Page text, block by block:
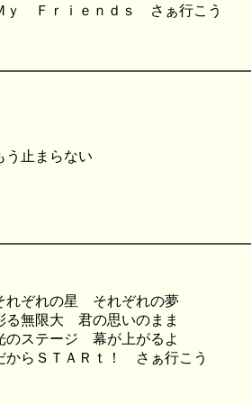
ｙ Ｆｒｉｅｎｄｓ さぁ行こう
う止まらない
れぞれの星 それぞれの夢
る無限大 君の思いのまま
のステージ 幕が上がるよ
からＳＴＡＲｔ！ さぁ行こう